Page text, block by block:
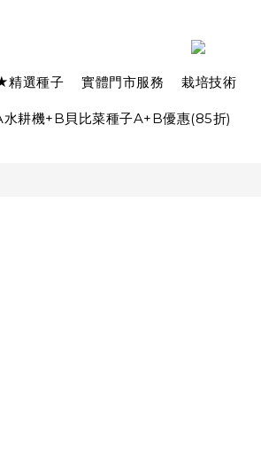
精選種子 實體門市服務 栽培技術
耕機+B貝比菜種子A+B優惠(85折)